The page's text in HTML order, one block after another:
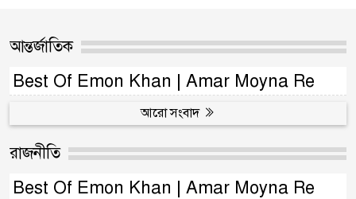
আন্তর্জাতিক
Best Of Emon Khan | Amar Moyna Re
আরো সংবাদ
রাজনীতি
Best Of Emon Khan | Amar Moyna Re